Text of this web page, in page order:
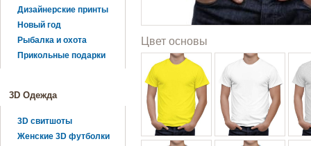
Дизайнерские принты
Новый год
Рыбалка и охота
Прикольные подарки
3D Одежда
3D свитшоты
Женские 3D футболки
Цвет основы